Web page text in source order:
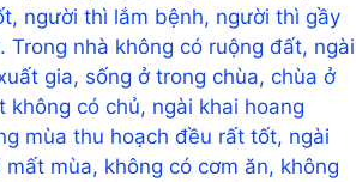
người thì lắm bệnh, người thì gầy
nhà không có ruộng đất, ngài
gia, sống ở trong chùa, chùa ở
có chủ, ngài khai hoang
mùa thu hoạch đều rất tốt, ngài
mùa, không có cơm ăn, không